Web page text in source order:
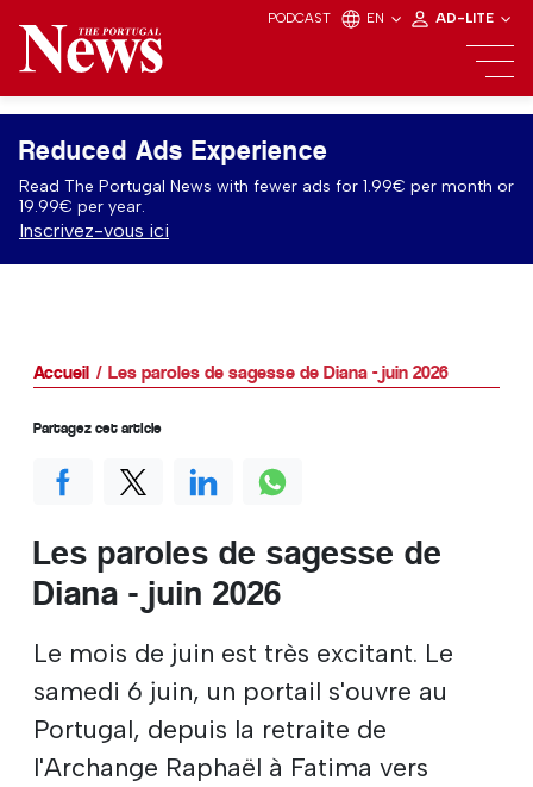
PODCAST EN AD-LITE
Reduced Ads Experience
Read The Portugal News with fewer ads for 1.99€ per month or
19.99€ per year.
Inscrivez-vous ici
Accueil Les paroles de sagesse de Diana - juin 2026
Les paroles de sagesse de
Diana - juin 2026
Le mois de juin est très excitant. Le
samedi 6 juin, un portail s'ouvre au
Portugal, depuis la retraite de
l'Archange Raphaël à Fatima vers
Partagez cet article